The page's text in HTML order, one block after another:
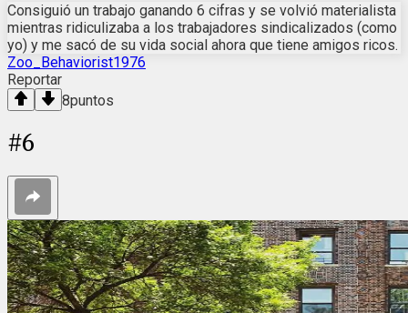
Consiguió un trabajo ganando 6 cifras y se volvió materialista
mientras ridiculizaba a los trabajadores sindicalizados (como
yo) y me sacó de su vida social ahora que tiene amigos ricos.
Zoo_Behaviorist1976
Reportar
8puntos
#6